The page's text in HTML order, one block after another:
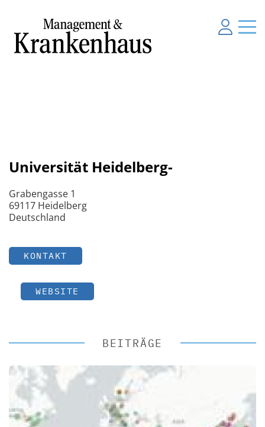
Universität Heidelberg-
Grabengasse 1
69117 Heidelberg
Deutschland
KONTAKT
WEBSITE
BEITRÄGE